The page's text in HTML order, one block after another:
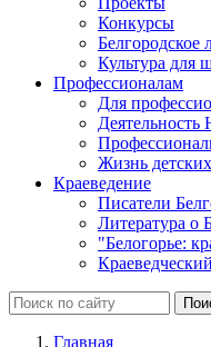
Конкурсы
Белгородское
Культура для
Профессионалам
Для
Жизнь
Краеведение
Писатели
Литература о
"Белогорье:
Главная